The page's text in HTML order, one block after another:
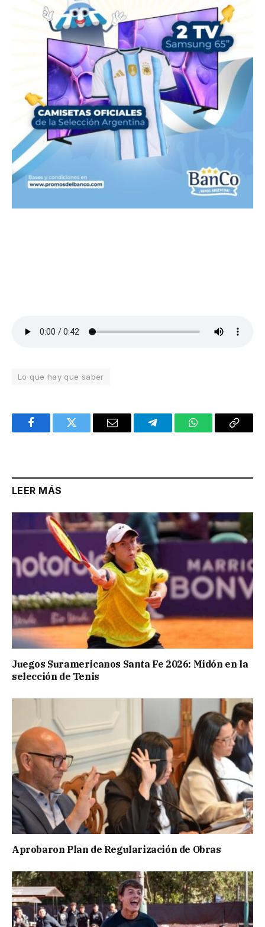
Lo que hay que saber
FacebookTwitter Email TelegramWhatsAppCopy
LEER MÁS
Juegos Suramericanos Santa Fe 2026: Midón en la
selección de Tenis
Aprobaron Plan de Regularización de Obras